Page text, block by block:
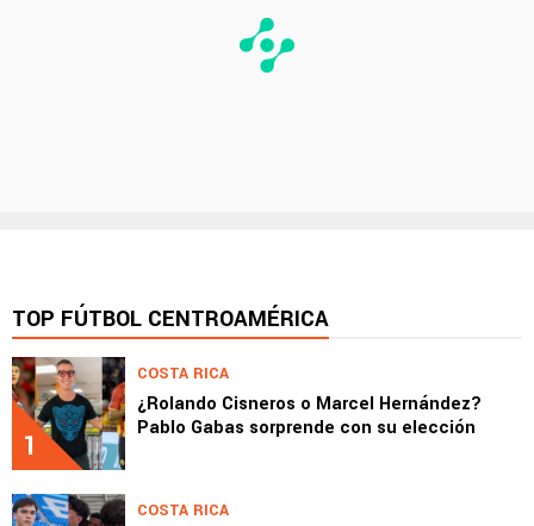
TOP FÚTBOL CENTROAMÉRICA
1
COSTA RICA
¿Rolando Cisneros o Marcel Hernández?
Pablo Gabas sorprende con su elección
COSTA RICA